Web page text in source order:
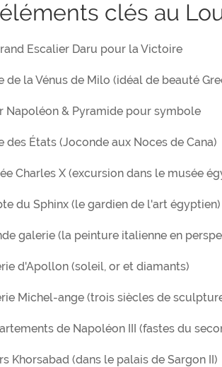
clés au
Escalier Daru pour la Victoire
de la Vénus de Milo (idéal de beauté
Napoléon & Pyramide pour symbole
des États (Joconde aux Noces de Cana)
Charles X (excursion dans le musée
du Sphinx (le gardien de l'art égyptien)
galerie (la peinture italienne en
d'Apollon (soleil, or et diamants)
Michel-ange (trois siècles de
de Napoléon III (fastes du
Khorsabad (dans le palais de Sargon II)